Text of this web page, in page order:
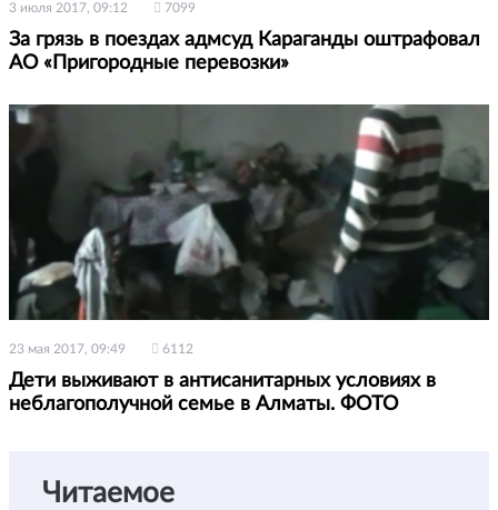
3 июля 2017, 09:12 7099
За грязь в поездах адмсуд Караганды оштрафовал
АО «Пригородные перевозки»
23 мая 2017, 09:49 6112
Дети выживают в антисанитарных условиях в
неблагополучной семье в Алматы. ФОТО
Читаемое